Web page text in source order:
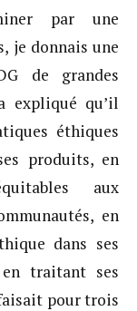
par une
je donnais une
de grandes
expliqué qu’il
éthiques
produits, en
aux
en
dans ses
traitant ses
pour trois